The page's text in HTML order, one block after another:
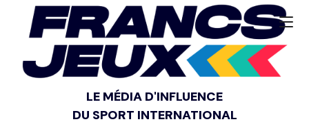
LE MÉDIA D'INFLUENCE
DU SPORT INTERNATIONAL